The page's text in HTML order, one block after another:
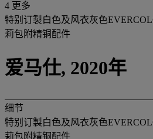
4 更多
特别订製白色及风衣灰色
莉包附精铜配件
爱马仕, 2020年
细节
特别订製白色及风衣灰色
莉包附精铜配件